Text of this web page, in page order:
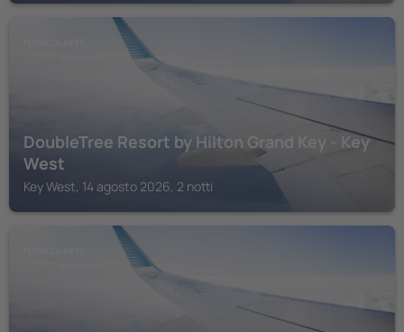
DoubleTree Resort by Hilton Grand Key - Key
West
Key West, 14 agosto 2026, 2 notti